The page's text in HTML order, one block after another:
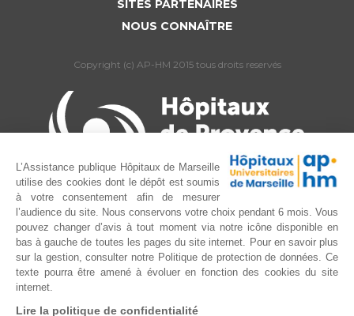
SITES PARTENAIRES
NOUS CONNAÎTRE
Copyright (c) AP-HM 2015 tous droits reservés
L’Assistance publique Hôpitaux de Marseille
utilise des cookies dont le dépôt est soumis
à votre consentement afin de mesurer
l’audience du site. Nous conservons votre choix pendant 6 mois. Vous
pouvez changer d’avis à tout moment via notre icône disponible en
bas à gauche de toutes les pages du site internet. Pour en savoir plus
sur la gestion, consulter notre Politique de protection de données. Ce
texte pourra être amené à évoluer en fonction des cookies du site
internet.
Lire la politique de confidentialité